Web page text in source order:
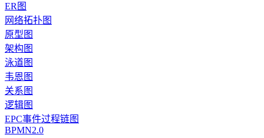
ER图
网络拓扑图
原型图
架构图
泳道图
韦恩图
关系图
逻辑图
EPC事件过程链图
BPMN2.0